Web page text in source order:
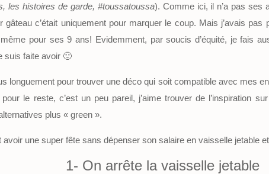
les histoires de garde, #toussatoussa). Comme ici, il n’a pas ses
gâteau c’était uniquement pour marquer le coup. Mais j’avais pas
pour ses 9 ans! Evidemment, par soucis d’équité, je fais
suis faite avoir 🙂
longuement pour trouver une déco qui soit compatible avec mes
le reste, c’est un peu pareil, j’aime trouver de l’inspiration
plus « green ».
avoir une super fête sans dépenser son salaire en vaisselle jetable
1- On arrête la vaisselle jetable